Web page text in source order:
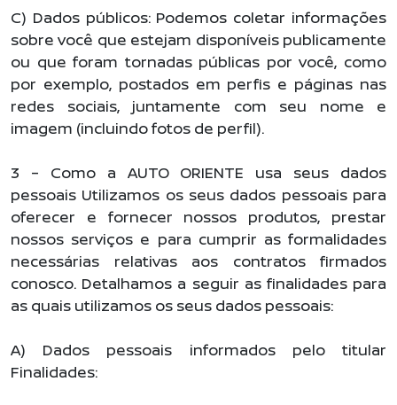
C) Dados públicos: Podemos coletar informações
sobre você que estejam disponíveis publicamente
ou que foram tornadas públicas por você, como
por exemplo, postados em perfis e páginas nas
redes sociais, juntamente com seu nome e
imagem (incluindo fotos de perfil).
3 – Como a AUTO ORIENTE usa seus dados
pessoais Utilizamos os seus dados pessoais para
oferecer e fornecer nossos produtos, prestar
nossos serviços e para cumprir as formalidades
necessárias relativas aos contratos firmados
conosco. Detalhamos a seguir as finalidades para
as quais utilizamos os seus dados pessoais:
A) Dados pessoais informados pelo titular
Finalidades: